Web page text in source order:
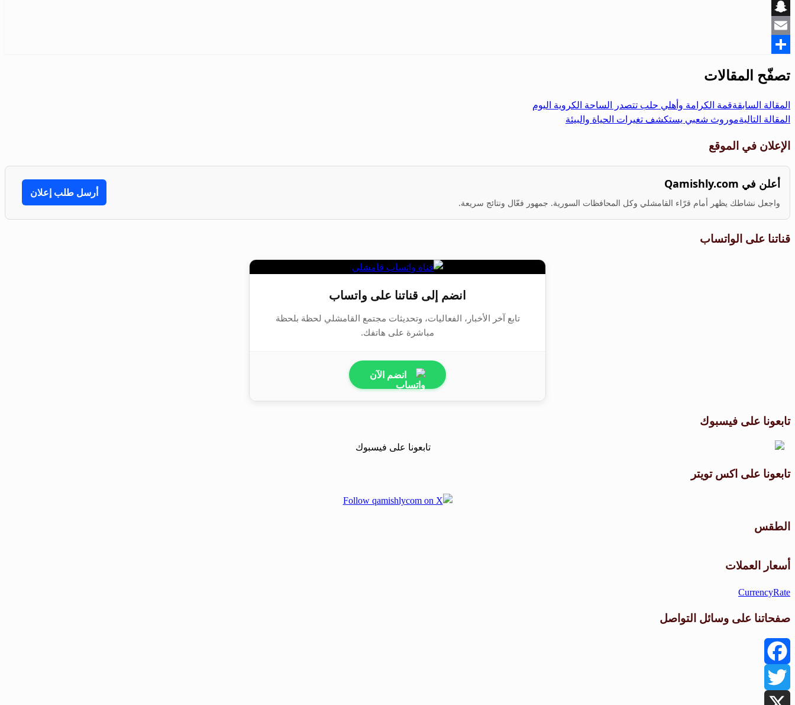
Viber
Snapchat
Email
تصفّح المقالات
المقالة السابقةقمة الكرامة وأهلي حلب تتصدر الساحة الكروية اليوم
المقالة التاليةموروث شعبي يستكشف تغيرات الحياة والبيئة
الإعلان في الموقع
أعلن في Qamishly.com
واجعل نشاطك يظهر أمام قرّاء القامشلي وكل المحافظات السورية. جمهور فعّال ونتائج سريعة.
أرسل طلب إعلان
قناتنا على الواتساب
انضم إلى قناتنا على واتساب
تابع آخر الأخبار، الفعاليات، وتحديثات مجتمع القامشلي لحظة بلحظة
مباشرة على هاتفك.
انضم الآن
تابعونا على فيسبوك
تابعونا على اكس تويتر
الطقس
أسعار العملات
CurrencyRate
صفحاتنا على وسائل التواصل
Facebook
Twitter